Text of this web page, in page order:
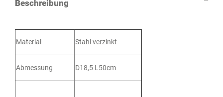
Beschreibung
Material Stahl verzinkt
Abmessung D18,5 L50cm